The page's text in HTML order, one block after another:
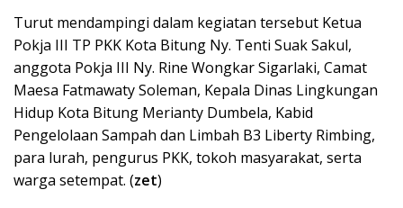
Turut mendampingi dalam kegiatan tersebut Ketua
Pokja III TP PKK Kota Bitung Ny. Tenti Suak Sakul,
anggota Pokja III Ny. Rine Wongkar Sigarlaki, Camat
Maesa Fatmawaty Soleman, Kepala Dinas Lingkungan
Hidup Kota Bitung Merianty Dumbela, Kabid
Pengelolaan Sampah dan Limbah B3 Liberty Rimbing,
para lurah, pengurus PKK, tokoh masyarakat, serta
warga setempat. (zet)